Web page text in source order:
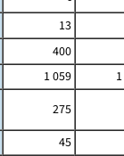
13
400
1 059
275
45